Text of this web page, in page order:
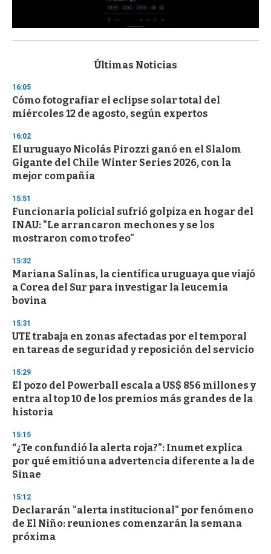
s
d
s
o
f
3
s
e
c
o
d
s
Últimas Noticias
16:05
Cómo fotografiar el eclipse solar total del
miércoles 12 de agosto, según expertos
16:02
El uruguayo Nicolás Pirozzi ganó en el Slalom
Gigante del Chile Winter Series 2026, con la
mejor compañía
15:51
Funcionaria policial sufrió golpiza en hogar del
INAU: "Le arrancaron mechones y se los
mostraron como trofeo"
15:32
Mariana Salinas, la científica uruguaya que viajó
a Corea del Sur para investigar la leucemia
bovina
15:31
UTE trabaja en zonas afectadas por el temporal
en tareas de seguridad y reposición del servicio
15:29
El pozo del Powerball escala a US$ 856 millones y
entra al top 10 de los premios más grandes de la
historia
15:15
“¿Te confundió la alerta roja?”: Inumet explica
por qué emitió una advertencia diferente a la de
Sinae
15:12
Declararán "alerta institucional" por fenómeno
de El Niño: reuniones comenzarán la semana
próxima